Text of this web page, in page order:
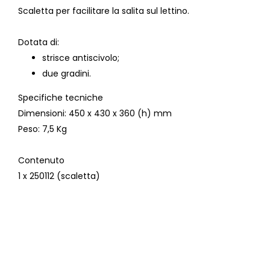
Scaletta per facilitare la salita sul lettino.
Dotata di:
strisce antiscivolo;
due gradini.
Specifiche tecniche
Dimensioni: 450 x 430 x 360 (h) mm
Peso: 7,5 Kg
Contenuto
1 x 250112 (scaletta)